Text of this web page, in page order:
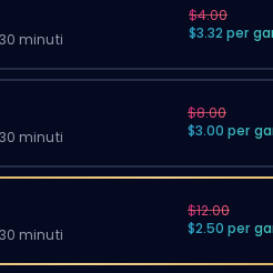
minuti
$4.00
$3.32 per
minuti
$8.00
$3.00 per
minuti
$12.00
$2.50 per